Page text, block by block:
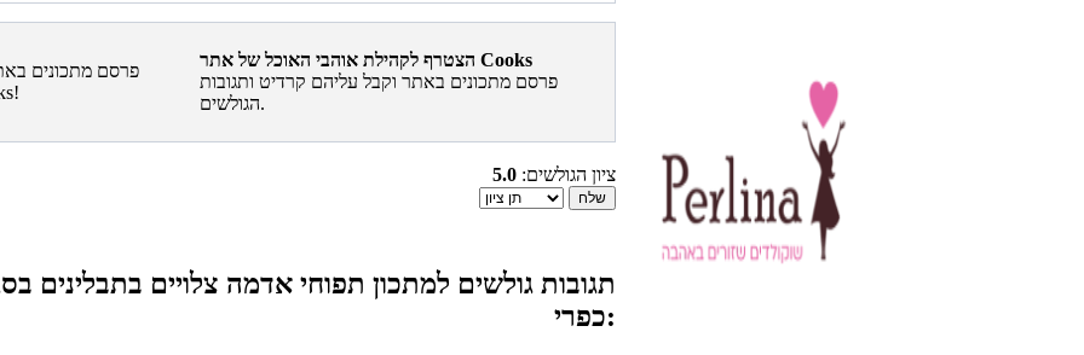
הצטרף לקהילת אוהבי האוכל של אתר Cooks
פרסם מתכונים באתר וקבל עליהם קרדיט ותגובות
הגולשים.
ציון הגולשים:5.0
תגובות גולשים למתכון תפוחי אדמה צלויים בתבלינים
כפרי: